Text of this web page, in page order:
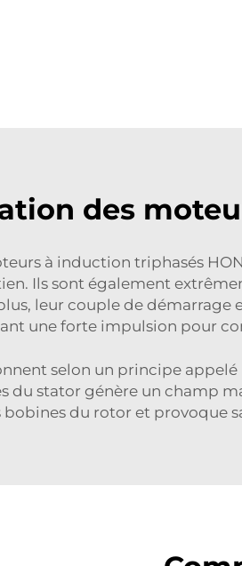
des
à induction triphasés
Ils sont également
leur couple de démarrage
une forte impulsion pour
selon un principe
du stator génère un champ
bobines du rotor et provoque